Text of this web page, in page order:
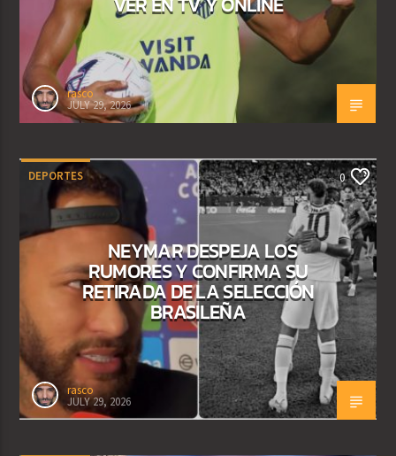
rasco
JULY 29, 2026
DEPORTES 0
NEYMAR DESPEJA LOS
RUMORES Y CONFIRMA SU
RETIRADA DE LA SELECCIÓN
BRASILEÑA
rasco
JULY 29, 2026